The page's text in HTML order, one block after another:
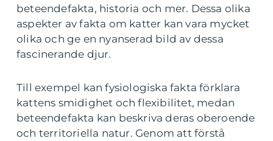
beteendefakta, historia och mer. Dessa olika
aspekter av fakta om katter kan vara mycket
olika och ge en nyanserad bild av dessa
fascinerande djur.
Till exempel kan fysiologiska fakta förklara
kattens smidighet och flexibilitet, medan
beteendefakta kan beskriva deras oberoende
och territoriella natur. Genom att förstå